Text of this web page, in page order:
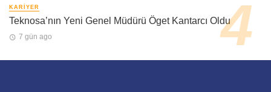
KARIYER
Teknosa’nın Yeni Genel Müdürü Öget Kantarcı Oldu
7 gün ago